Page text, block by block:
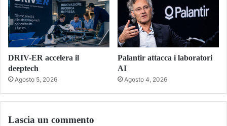
DRIV-ER accelera il
deeptech
Agosto 5, 2026
Palantir attacca i laboratori
AI
Agosto 4, 2026
Lascia un commento